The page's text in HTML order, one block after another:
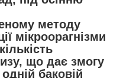
методу
мікроорагнізми
що дає змогу
баковій